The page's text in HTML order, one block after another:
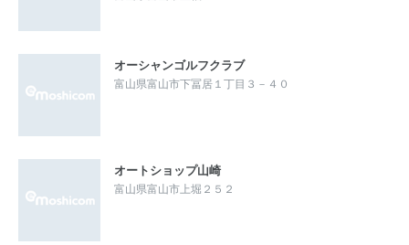
オーシャンゴルフクラブ
富山県富山市下冨居１丁目３－４０
オートショップ山崎
富山県富山市上堀２５２